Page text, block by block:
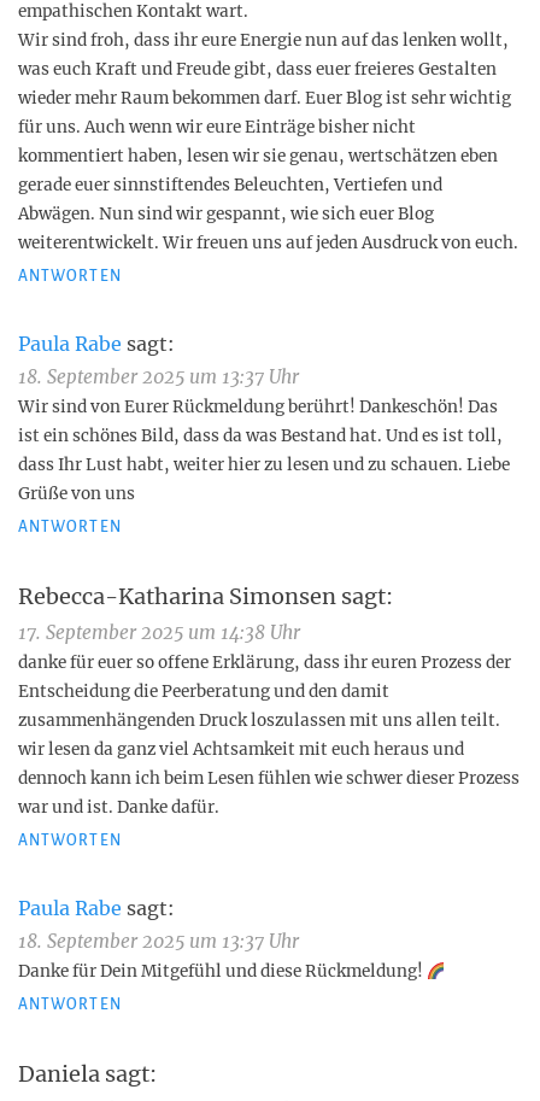
empathischen Kontakt wart.
Wir sind froh, dass ihr eure Energie nun auf das lenken wollt,
was euch Kraft und Freude gibt, dass euer freieres Gestalten
wieder mehr Raum bekommen darf. Euer Blog ist sehr wichtig
für uns. Auch wenn wir eure Einträge bisher nicht
kommentiert haben, lesen wir sie genau, wertschätzen eben
gerade euer sinnstiftendes Beleuchten, Vertiefen und
Abwägen. Nun sind wir gespannt, wie sich euer Blog
weiterentwickelt. Wir freuen uns auf jeden Ausdruck von euch.
ANTWORTEN
Paula Rabe sagt:
18. September 2025 um 13:37 Uhr
Wir sind von Eurer Rückmeldung berührt! Dankeschön! Das
ist ein schönes Bild, dass da was Bestand hat. Und es ist toll,
dass Ihr Lust habt, weiter hier zu lesen und zu schauen. Liebe
Grüße von uns
ANTWORTEN
Rebecca-Katharina Simonsen sagt:
17. September 2025 um 14:38 Uhr
danke für euer so offene Erklärung, dass ihr euren Prozess der
Entscheidung die Peerberatung und den damit
zusammenhängenden Druck loszulassen mit uns allen teilt.
wir lesen da ganz viel Achtsamkeit mit euch heraus und
dennoch kann ich beim Lesen fühlen wie schwer dieser Prozess
war und ist. Danke dafür.
ANTWORTEN
Paula Rabe sagt:
18. September 2025 um 13:37 Uhr
Danke für Dein Mitgefühl und diese Rückmeldung!
ANTWORTEN
Daniela sagt: